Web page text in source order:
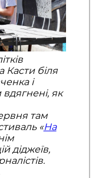
Касти біля
і
як
там
«На
діджеїв,